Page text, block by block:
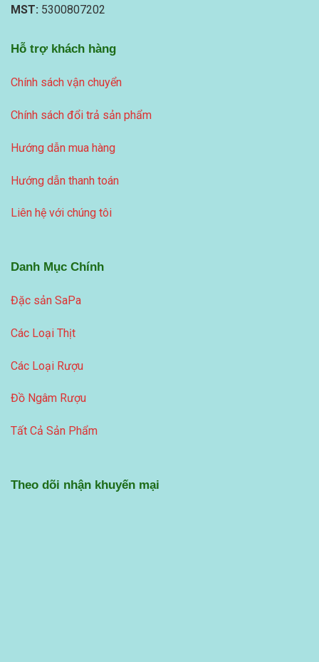
MST: 5300807202
Hỗ trợ khách hàng
Chính sách vận chuyển
Chính sách đổi trả sản phẩm
Hướng dẫn mua hàng
Hướng dẫn thanh toán
Liên hệ với chúng tôi
Danh Mục Chính
Đặc sản SaPa
Các Loại Thịt
Các Loại Rượu
Đồ Ngâm Rượu
Tất Cả Sản Phẩm
Theo dõi nhận khuyến mại